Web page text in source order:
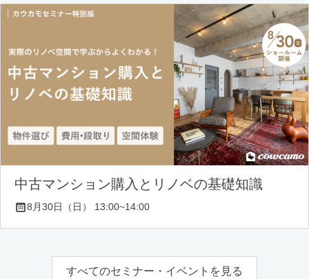
中古マンション購入とリノベの基礎知識
8月30日（日） 13:00~14:00
すべてのセミナー・イベントを見る